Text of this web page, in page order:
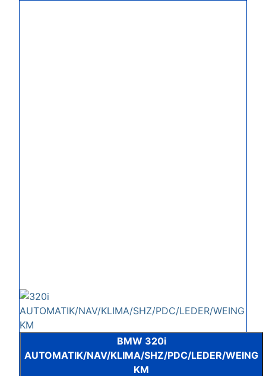
BMW 320i
AUTOMATIK/NAV/KLIMA/SHZ/PDC/LEDER/WEING
KM